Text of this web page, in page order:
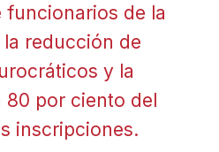
funcionarios de la
reducción de
y la
80 por ciento del
inscripciones.